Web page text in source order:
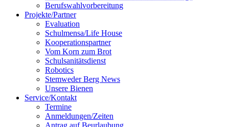
Berufswahlvorbereitung
Projekte/Partner
Evaluation
Schulmensa/Life House
Kooperationspartner
Vom Korn zum Brot
Schulsanitätsdienst
Robotics
Stemweder Berg News
Unsere Bienen
Service/Kontakt
Termine
Anmeldungen/Zeiten
Antrag auf Beurlaubung